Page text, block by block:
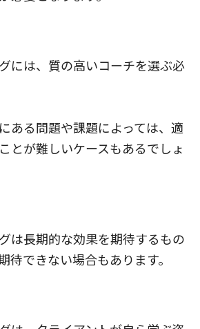
には、質の高いコーチを選ぶ必
ある問題や課題によっては、適
とが難しいケースもあるでしょ
は長期的な効果を期待するもの
待できない場合もあります。